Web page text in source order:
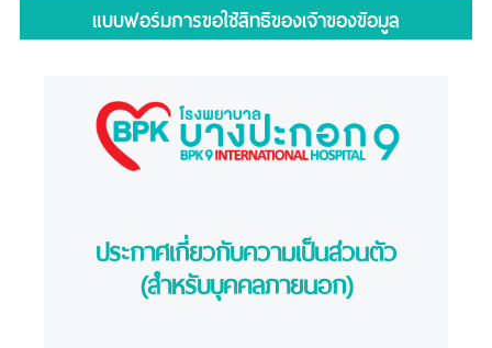
แบบฟอร์มการขอใช้สิทธิของเจ้าของข้อมูล
ประกาศเกี่ยวกับความเป็นส่วนตัว
(สำหรับบุคคลภายนอก)